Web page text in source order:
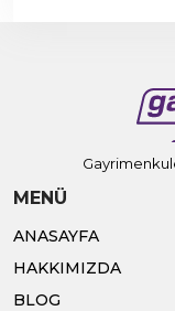
MENÜ
ANASAYFA
HAKKIMIZDA
BLOG